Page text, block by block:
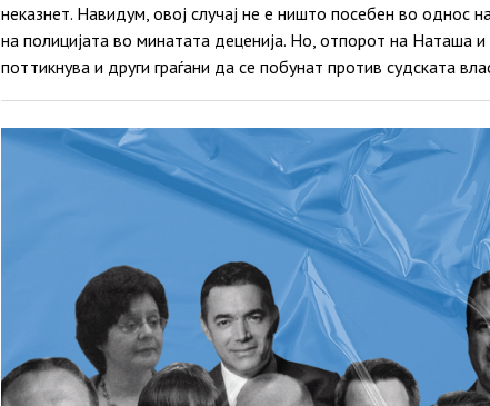
неказнет. Навидум, овој случај не е ништо посебен во однос
на полицијата во минатата деценија. Но, отпорот на Наташа
поттикнува и други граѓани да се побунат против судската